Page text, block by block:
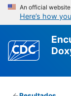
An official
Here’s how